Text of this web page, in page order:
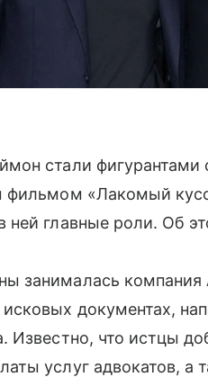
стали фигурантами
фильмом «Лакомый
ней главные роли. Об
занималась
документах,
Известно, что истцы
услуг адвокатов, а